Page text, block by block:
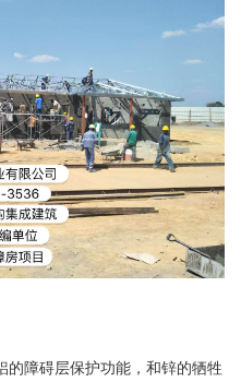
的障碍层保护功能，和锌的牺牲